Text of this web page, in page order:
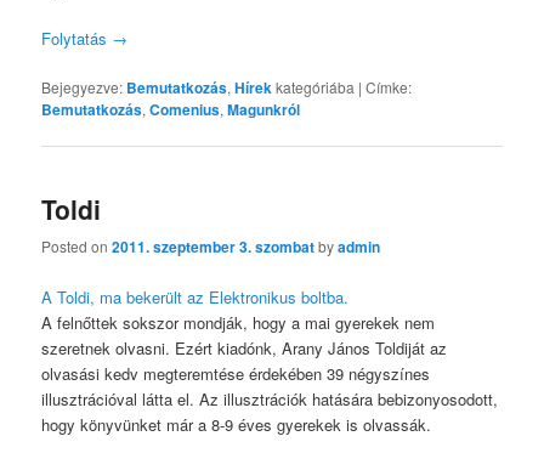
Folytatás →
Bejegyezve: Bemutatkozás,Hírekkategóriába |Címke:
Bemutatkozás,Comenius,Magunkról
Toldi
Posted on2011. szeptember 3. szombatbyadmin
A Toldi, ma bekerült az Elektronikus boltba.
A felnőttek sokszor mondják, hogy a mai gyerekek nem
szeretnek olvasni. Ezért kiadónk, Arany János Toldiját az
olvasási kedv megteremtése érdekében 39 négyszínes
illusztrációval látta el. Az illusztrációk hatására bebizonyosodott,
hogy könyvünket már a 8-9 éves gyerekek is olvassák.